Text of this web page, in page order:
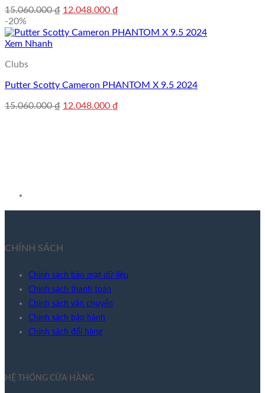
15.060.000₫ Giá
là:
12.048.000 ₫
tại
-20%
Xem Nhanh
Clubs
Putter Scotty Cameron PHANTOM X 9.5 2024
15.060.000₫ Giá
12.048.000 ₫
CHÍNH SÁCH
Chính sách bảo mật dữ liệu
Chính sách thanh toán
Chính sách vận chuyển
Chính sách bảo hành
Chính sách đổi hàng
HỆ THỐNG CỬA HÀNG